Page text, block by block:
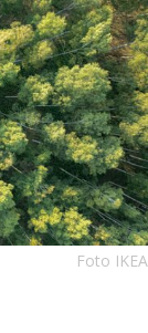
Foto IKEA